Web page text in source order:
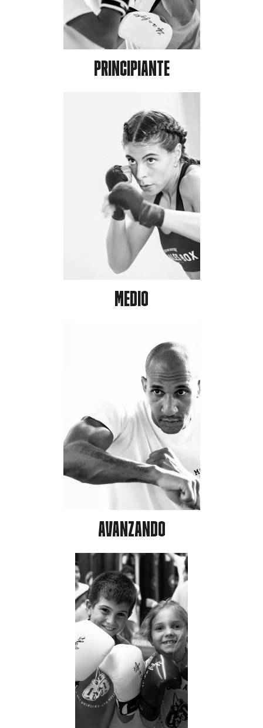
PRINCIPIANTE
MEDIO
AVANZANDO